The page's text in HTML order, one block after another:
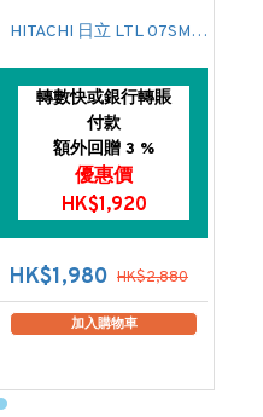
HITACHI 日立 LTL 07SM00 上置式日式洗衣機 (7 公斤,760 轉/分鐘)
轉數快或銀行轉賬
付款
額外回贈 3 %
優惠價
HK$1,920
HK$1,980 HK$2,880
加入購物車